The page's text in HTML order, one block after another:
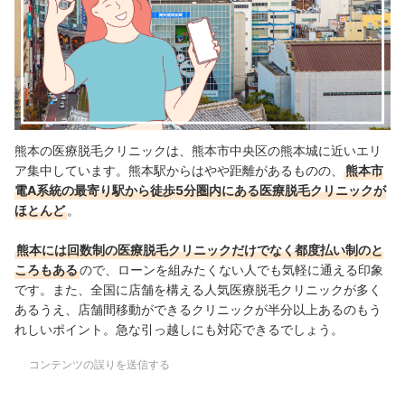
熊本の医療脱毛クリニックは、 熊本市中央区の熊本城に近いエリ
ア集中 しています。 熊本駅からはやや距離があるものの、
熊本市
電A系統の最寄り駅から徒歩5分圏内にある医療脱毛クリニックが
ほとんど 。
熊本には回数制の医療脱毛クリニックだけでなく都度払い制のと
ころもあるので、ローンを組みたくない人でも気軽に通える印象
です。また、全国に店舗を構える人気医療脱毛クリニックが多く
あるうえ、店舗間移動ができるクリニックが半分以上あるのもう
れしいポイント。急な引っ越しにも対応できるでしょう。
コンテンツの誤りを送信する